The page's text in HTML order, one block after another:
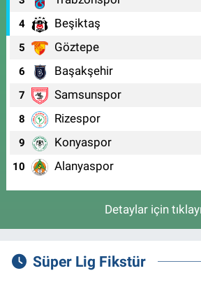
4 Beşiktaş
5 Göztepe
6 Başakşehir
7 Samsunspor
8 Rizespor
9 Konyaspor
10 Alanyaspor
Detaylar için
Süper Lig Fikstür